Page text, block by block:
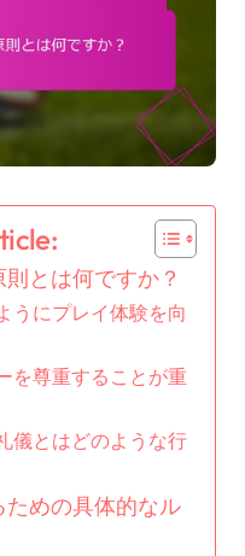
とは何ですか？
うにプレイ体験を向
を尊重することが重
儀とはどのような行
めの具体的なル